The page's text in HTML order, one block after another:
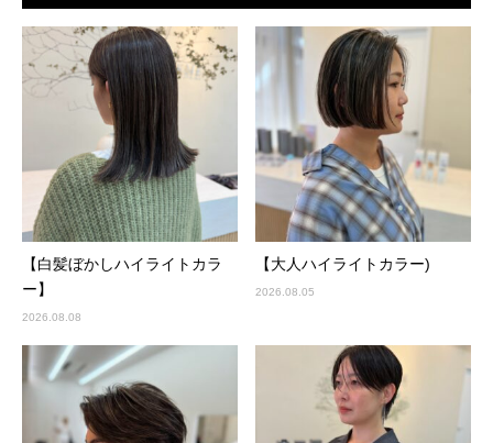
【白髪ぼかしハイライトカラ
ー】
2026.08.08
【大人ハイライトカラー)
2026.08.05